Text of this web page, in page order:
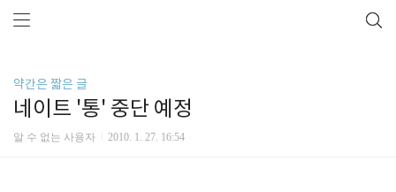
약간은 짧은 글
네이트 '통' 중단 예정
알 수 없는 사용자 2010. 1. 27. 16:54